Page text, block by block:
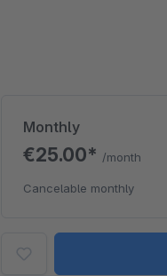
Monthly
€25.00* /month
Cancelable monthly